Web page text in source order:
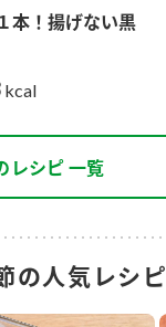
本！揚げない黒
kcal
レシピ 一覧
の人気レシピ